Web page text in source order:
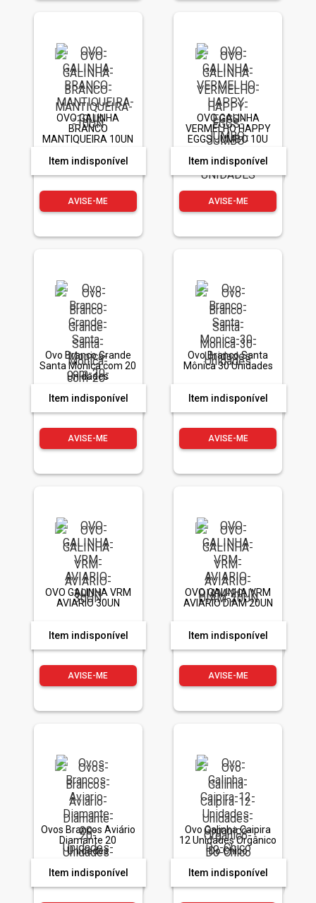
OVO GALINHA
BRANCO
MANTIQUEIRA 10UN
Item indisponível
AVISE-ME
OVO GALINHA
VERMELHO HAPPY
EGGS JUMBO 10U
Item indisponível
AVISE-ME
Ovo Branco Grande
Santa Monica com 20
Unidades
Item indisponível
AVISE-ME
Ovo Branco Santa
Mônica 30 Unidades
Item indisponível
AVISE-ME
OVO GALINHA VRM
AVIARIO 30UN
Item indisponível
AVISE-ME
OVO GALINHA VRM
AVIARIO DIAM 20UN
Item indisponível
AVISE-ME
Ovos Brancos Aviário
Diamante 20
Unidades
Item indisponível
Ovo Galinha Caipira
12 Unidades Orgânico
Do Chico
Item indisponível